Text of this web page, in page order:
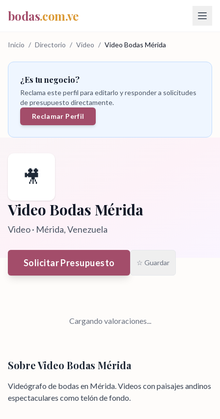
bodas.com.ve
Inicio / Directorio / Video / Video Bodas Mérida
¿Es tu negocio?
Reclama este perfil para editarlo y responder a solicitudes
de presupuesto directamente.
Reclamar Perfil
🎥
Video Bodas Mérida
Video· Mérida, Venezuela
Solicitar Presupuesto ☆ Guardar
Cargando valoraciones...
SobreVideo Bodas Mérida
Videógrafo de bodas en Mérida. Videos con paisajes andinos
espectaculares como telón de fondo.